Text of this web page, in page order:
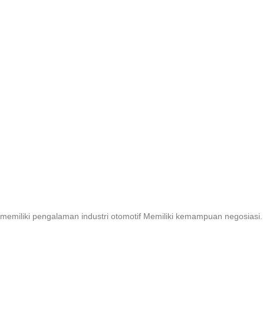
pengalaman industri otomotif Memiliki kemampuan negosiasi...